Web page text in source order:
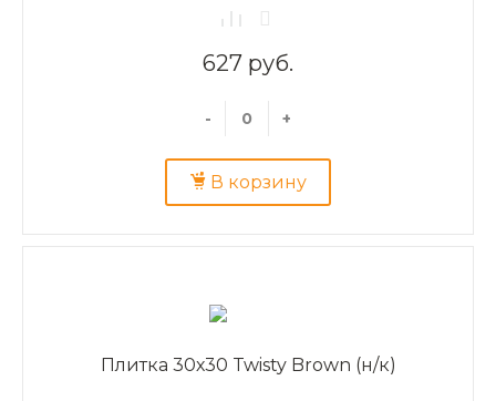
627 руб.
- +
В корзину
Плитка 30х30 Twisty Brown (н/к)